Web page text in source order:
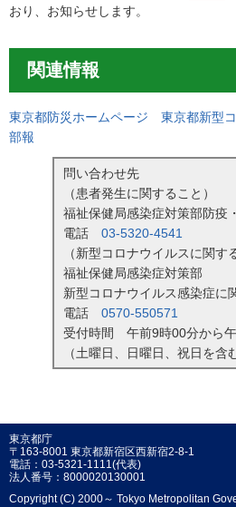
おり、お知らせします。
関連情報
東京都防災ホームページ 東京都新型
部報
問い合わせ先
（患者発生に関すること）
福祉保健局感染症対策部防疫
電話 03-5320-4541
（新型コロナウイルスに関す
福祉保健局感染症対策部
新型コロナウイルス感染症に
電話 0570-550571
受付時間 午前9時00分から
（土曜日、日曜日、祝日を含
東京都庁
〒163-8001 東京都新宿区西新宿2-8-1
電話：03-5321-1111(代表)
法人番号：8000020130001
Copyright (C) 2000～ Tokyo Metropolitan